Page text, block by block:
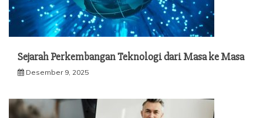
Sejarah Perkembangan Teknologi dari Masa ke Masa
Desember 9, 2025